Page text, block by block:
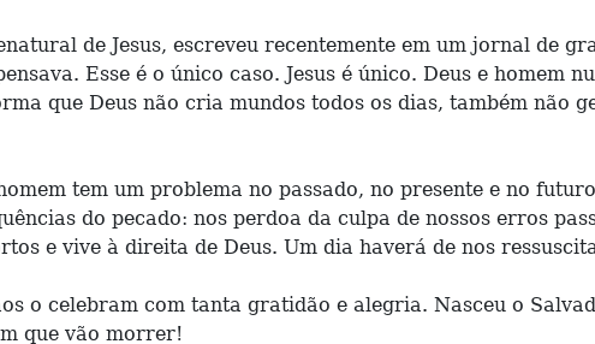
de Jesus, escreveu recentemente em um jornal de
Esse é o único caso. Jesus é único. Deus e homem
que Deus não cria mundos todos os dias, também não
tem um problema no passado, no presente e no
do pecado: nos perdoa da culpa de nossos erros
e vive à direita de Deus. Um dia haverá de nos
o celebram com tanta gratidão e alegria. Nasceu o
que vão morrer!